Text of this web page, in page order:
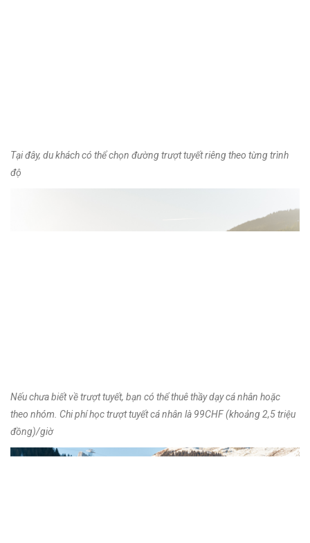
Tại đây, du khách có thể chọn đường trượt tuyết riêng theo từng trình
độ
Nếu chưa biết về trượt tuyết, bạn có thể thuê thầy dạy cá nhân hoặc
theo nhóm. Chi phí học trượt tuyết cá nhân là 99CHF (khoảng 2,5 triệu
đồng)/giờ